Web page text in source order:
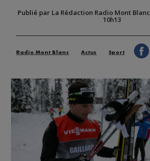
Publié par La Rédaction Radio Mont Blanc
10h13
Radio Mont Blanc Actus Sport